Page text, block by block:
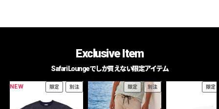
Exclusive Item
Safari Loungeでしか買えない限定アイテム
NEW 限定 別注 限定 別注 限定